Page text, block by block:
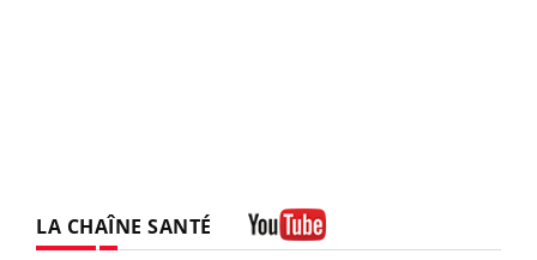
LA CHAÎNE SANTÉ